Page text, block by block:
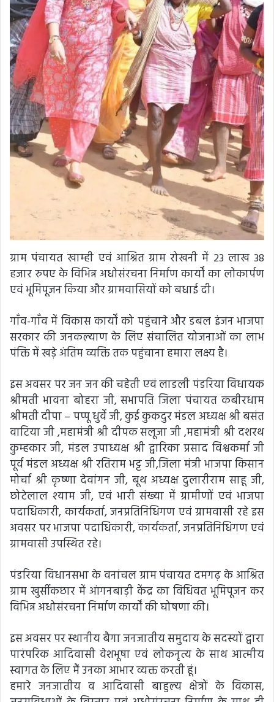
ग्राम पंचायत खाम्ही एवं आश्रित ग्राम रोखनी में 23 लाख 38
हजार रुपए के विभिन्न अधोसंरचना निर्माण कार्यों का लोकार्पण
एवं भूमिपूजन किया और ग्रामवासियों को बधाई दी।
गाँव-गाँव में विकास कार्यों को पहुंचाने और डबल इंजन भाजपा
सरकार की जनकल्याण के लिए संचालित योजनाओं का लाभ
पंक्ति में खड़े अंतिम व्यक्ति तक पहुंचाना हमारा लक्ष्य है।
इस अवसर पर जन जन की चहेती एवं लाडली पंडरिया विधायक
श्रीमती भावना बोहरा जी, सभापति जिला पंचायत कबीरधाम
श्रीमती दीपा – पप्पू धुर्वे जी, कुई कुकदुर मंडल अध्यक्ष श्री बसंत
वाटिया जी ,महामंत्री श्री दीपक सलूजा जी ,महामंत्री श्री दशरथ
कुम्हकार जी, मंडल उपाध्यक्ष श्री द्वारिका प्रसाद विश्वकर्मा जी
पूर्व मंडल अध्यक्ष श्री रतिराम भट्ट जी,जिला मंत्री भाजपा किसान
मोर्चा श्री कृष्णा देवांगन जी, बूथ अध्यक्ष दुलारीराम साहू जी,
छोटेलाल श्याम जी, एवं भारी संख्या में ग्रामीणों एवं भाजपा
पदाधिकारी, कार्यकर्ता, जनप्रतिनिधिगण एवं ग्रामवासी रहे इस
अवसर पर भाजपा पदाधिकारी, कार्यकर्ता, जनप्रतिनिधिगण एवं
ग्रामवासी उपस्थित रहे।
पंडरिया विधानसभा के वनांचल ग्राम पंचायत दमगढ़ के आश्रित
ग्राम खुर्सीकछार में आंगनबाड़ी केंद्र का विधिवत भूमिपूजन कर
विभिन्न अधोसंरचना निर्माण कार्यों की घोषणा की।
इस अवसर पर स्थानीय बैगा जनजातीय समुदाय के सदस्यों द्वारा
पारंपरिक आदिवासी वेशभूषा एवं लोकनृत्य के साथ आत्मीय
स्वागत के लिए मैं उनका आभार व्यक्त करती हूं।
हमारे जनजातीय व आदिवासी बाहुल्य क्षेत्रों के विकास,